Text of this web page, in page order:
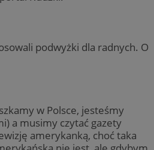
podwyżki dla radnych. O
w Polsce, jesteśmy
a musimy czytać gazety
amerykanką, choć taka